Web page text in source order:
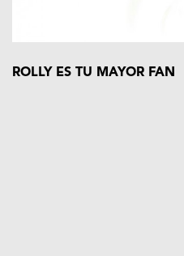
ROLLY ES TU MAYOR FAN